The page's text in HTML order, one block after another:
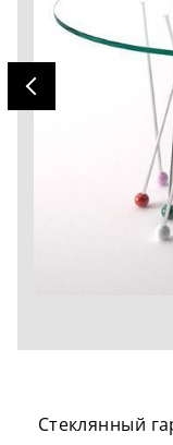
Стеклянный